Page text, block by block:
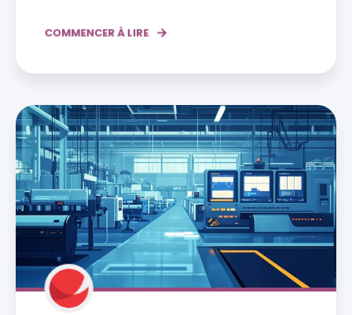
COMMENCER À LIRE